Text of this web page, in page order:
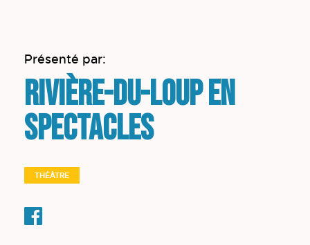
Présenté par:
Rivière-du-Loup en
spectacles
THÉÂTRE